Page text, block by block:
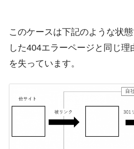
このケースは下記のような状
した404エラーページと同じ理
を失っています。